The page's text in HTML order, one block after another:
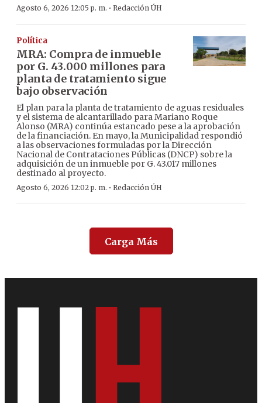
Agosto 6, 2026 12:05 p. m. · Redacción ÚH
Política
MRA: Compra de inmueble
por G. 43.000 millones para
planta de tratamiento sigue
bajo observación
El plan para la planta de tratamiento de aguas residuales
y el sistema de alcantarillado para Mariano Roque
Alonso (MRA) continúa estancado pese a la aprobación
de la financiación. En mayo, la Municipalidad respondió
a las observaciones formuladas por la Dirección
Nacional de Contrataciones Públicas (DNCP) sobre la
adquisición de un inmueble por G. 43.017 millones
destinado al proyecto.
Agosto 6, 2026 12:02 p. m. · Redacción ÚH
Carga Más